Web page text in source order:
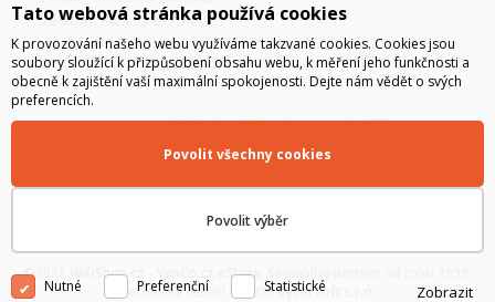
Telefon: +421 32 877 74 02
©2026 WiFiShop.cz - VanCo.cz eStore
Technické řešení © 2026CyberSoft s.r.o.
Tato webová stránka používá cookies
K provozování našeho webu využíváme takzvané cookies. Cookies jsou
soubory sloužící k přizpůsobení obsahu webu, k měření jeho funkčnosti a
obecně k zajištění vaší maximální spokojenosti. Dejte nám vědět o svých
preferencích.
Povolit výběr
Povolit všechny cookies
Nutné Preferenční Statistické Zobrazit